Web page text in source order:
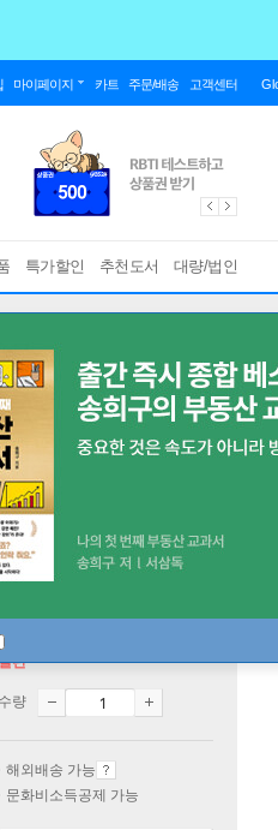
마이페이지 카트 주문/배송 고객센터
특가할인 추천도서 대량/법인
판
수량
해외배송 가능
문화비소득공제 가능